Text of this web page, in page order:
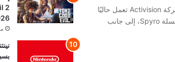
تتداول مصادر وتسريبات حديثة أن شركة Activision تعمل حاليًا
بشكل فعلي على لعبة جديدة من سلسلة Spyro، إلى جانب